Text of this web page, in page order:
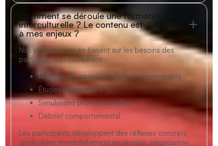
Comment se déroule une formation
interculturelle ? Le contenu est-il adapté
à mes enjeux ?
Nos programmes se basent sur les besoins des
participants et combinent :
Analyse des styles culturels des participants
Études de cas réels
Simulations professionnelles
Débrief comportemental
Les participants développent des réflexes concrets
applicables immédiatement en réunion, négociation